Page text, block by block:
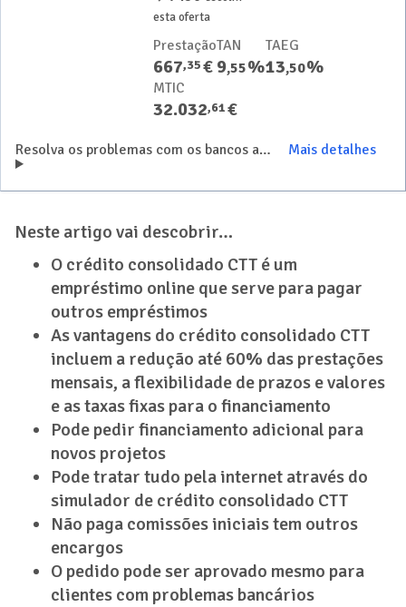
esta oferta
Prestação
667,35€
TAN
9,55%
TAEG
13,50%
MTIC
32.032,61€
Resolva os problemas com os bancos através do crédito consolidado Banco CTT Mais detalhes
Neste artigo vai descobrir…
O crédito consolidado CTT é um
empréstimo online que serve para pagar
outros empréstimos
As vantagens do crédito consolidado CTT
incluem a redução até 60% das prestações
mensais, a flexibilidade de prazos e valores
e as taxas fixas para o financiamento
Pode pedir financiamento adicional para
novos projetos
Pode tratar tudo pela internet através do
simulador de crédito consolidado CTT
Não paga comissões iniciais tem outros
encargos
O pedido pode ser aprovado mesmo para
clientes com problemas bancários